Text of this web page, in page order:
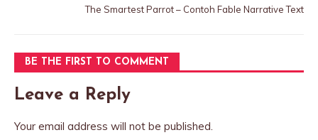
The Smartest Parrot – Contoh Fable Narrative Text
BE THE FIRST TO COMMENT
Leave a Reply
Your email address will not be published.